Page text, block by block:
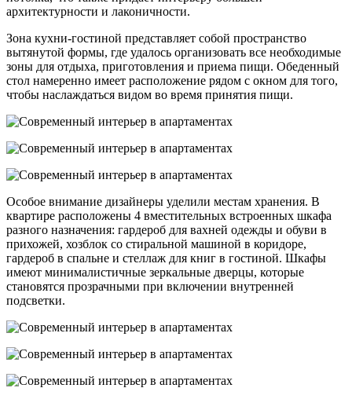
архитектурности и лаконичности.
Зона кухни-гостиной представляет собой пространство
вытянутой формы, где удалось организовать все необходимые
зоны для отдыха, приготовления и приема пищи. Обеденный
стол намеренно имеет расположение рядом с окном для того,
чтобы наслаждаться видом во время принятия пищи.
Особое внимание дизайнеры уделили местам хранения. В
квартире расположены 4 вместительных встроенных шкафа
разного назначения: гардероб для вахней одежды и обуви в
прихожей, хозблок со стиральной машиной в коридоре,
гардероб в спальне и стеллаж для книг в гостиной. Шкафы
имеют минималистичные зеркальные дверцы, которые
становятся прозрачными при включении внутренней
подсветки.